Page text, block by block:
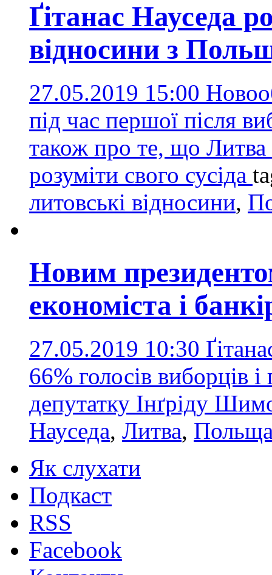
Ґітанас Науседа
відносини з
27.05.2019 15:00
під час першої після
також про те, що
розуміти свого сусіда
литовські відносини,
Новим
економіста і
27.05.2019 10:30
66% голосів виборців
депутатку Інґріду
Науседа, Литва,
Як слухати
Подкаст
RSS
Facebook